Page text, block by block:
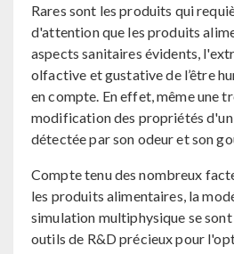
Rares sont les produits qui
d'attention que les produits
aspects sanitaires évidents,
olfactive et gustative de l’être
en compte. En effet, même une
modification des propriétés
détectée par son odeur et son
Compte tenu des nombreux
les produits alimentaires, la
simulation multiphysique se
outils de R&D précieux pour